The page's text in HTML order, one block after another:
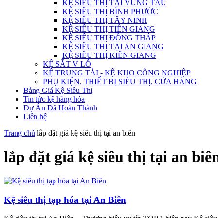
KỆ SIÊU THỊ TẠI VŨNG TÀU
KỆ SIÊU THỊ BÌNH PHƯỚC
KỆ SIÊU THỊ TÂY NINH
KỆ SIÊU THỊ TIỀN GIANG
KỆ SIÊU THỊ ĐỒNG THÁP
KỆ SIÊU THỊ TẠI AN GIANG
KỆ SIÊU THỊ KIÊN GIANG
KỆ SẮT V LỖ
KỆ TRUNG TẢI - KỆ KHO CÔNG NGHIỆP
PHỤ KIỆN, THIẾT BỊ SIÊU THỊ, CỬA HÀNG
Bảng Giá Kệ Siêu Thị
Tin tức kệ hàng hóa
Dự Án Đã Hoàn Thành
Liên hệ
Trang chủ lắp đặt giá kệ siêu thị tại an biên
lắp đặt giá kệ siêu thị tại an
Kệ siêu thị tạp hóa tại An Biên